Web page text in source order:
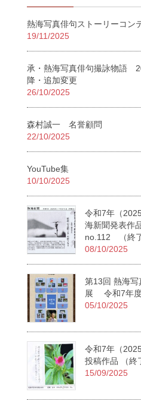
熱海写真俳句ストーリーコン
19/11/2025
承・熱海写真俳句撮詠物語
降・追加変更
26/10/2025
森村誠一 名誉顧問
22/10/2025
YouTube集
10/10/2025
令和7年（
海新聞発表作
no.112 （終了
08/10/2025
第13回 熱海写
展 令和7年
05/10/2025
令和7年（
投稿作品 （終
15/09/2025